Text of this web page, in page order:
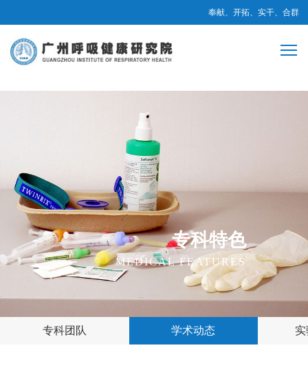
奉献、开拓、实干、合群
专科特色
MEDICAL FEATURES
专科团队 学术动态